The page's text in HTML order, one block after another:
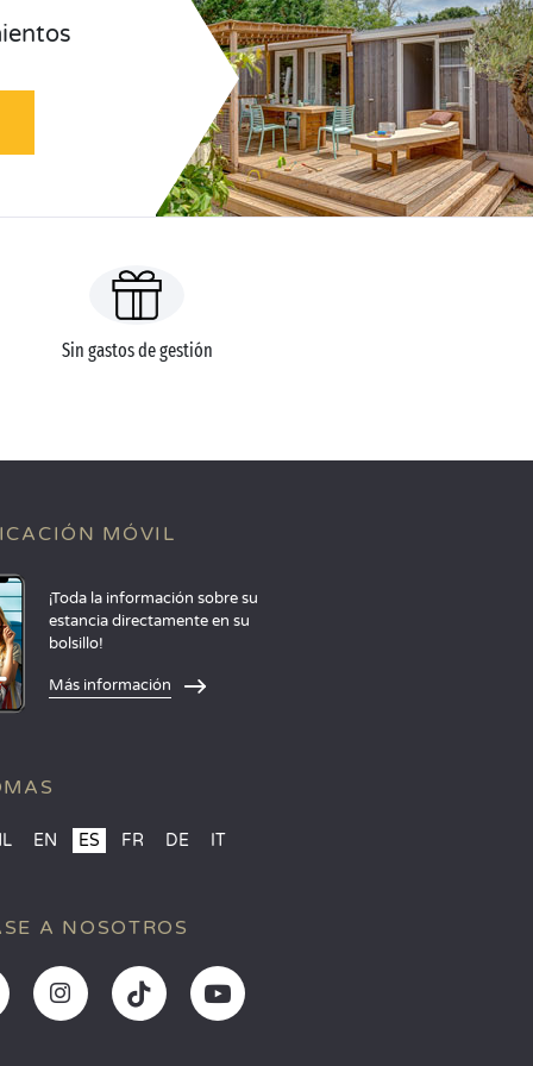
Sin gastos de gestión
MÓVIL
¡Toda la información sobre su
estancia directamente en su
bolsillo!
Más información
EN ES FR DE IT
A NOSOTROS